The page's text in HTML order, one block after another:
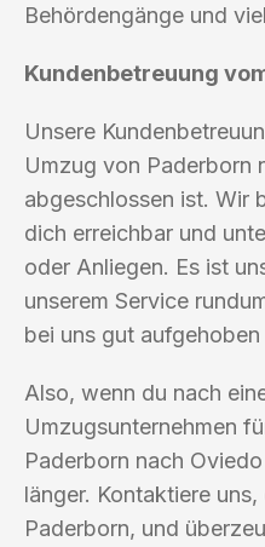
Behördengänge und
Kundenbetreuung
Unsere
Umzug von Paderborn
abgeschlossen ist. Wir
dich erreichbar und
oder Anliegen. Es ist
unserem Service
bei uns gut
Also, wenn du nach
Umzugsunternehmen
Paderborn nach
länger. Kontaktiere
Paderborn, und